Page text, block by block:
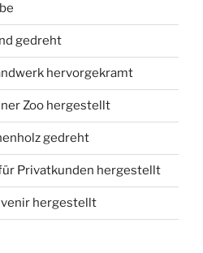
gedreht
hervorgekramt
Zoo hergestellt
gedreht
Privatkunden hergestellt
hergestellt